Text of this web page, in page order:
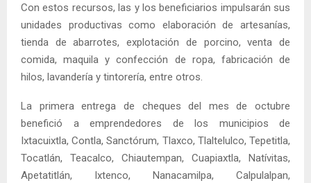
Con estos recursos, las y los beneficiarios impulsarán sus
unidades productivas como elaboración de artesanías,
tienda de abarrotes, explotación de porcino, venta de
comida, maquila y confección de ropa, fabricación de
hilos, lavandería y tintorería, entre otros.
La primera entrega de cheques del mes de octubre
benefició a emprendedores de los municipios de
Ixtacuixtla, Contla, Sanctórum, Tlaxco, Tlaltelulco, Tepetitla,
Tocatlán, Teacalco, Chiautempan, Cuapiaxtla, Natívitas,
Apetatitlán, Ixtenco, Nanacamilpa, Calpulalpan,